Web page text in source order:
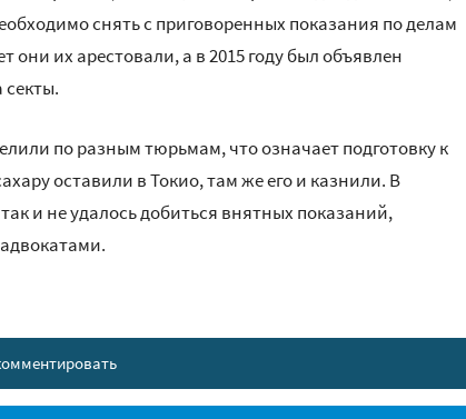
снять с приговоренных показания по делам
они их арестовали, а в 2015 году был объявлен
по разным тюрьмам, что означает подготовку к
оставили в Токио, там же его и казнили. В
и не удалось добиться внятных показаний,